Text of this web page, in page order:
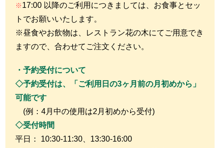
※17:00 以降のご利用につきましては、お食事とセッ
トでお願いいたします。
※昼食やお飲物は、レストラン花の木にてご用意でき
ますので、合わせてご注文ください。
・予約受付について
◇予約受付は、「ご利用日の3ヶ月前の月初めから」
可能です
(例：4月中の使用は2月初めから受付)
◇受付時間
平日： 10:30-11:30、13:30-16:00